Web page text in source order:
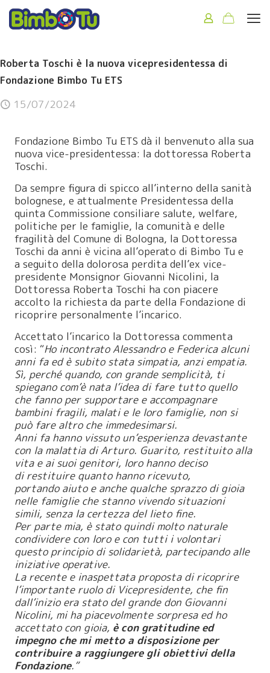
Roberta Toschi è la nuova vicepresidentessa di
Fondazione Bimbo Tu ETS
15/07/2024
Fondazione Bimbo Tu ETS dà il benvenuto alla sua
nuova vice-presidentessa: la dottoressa Roberta
Toschi.
Da sempre figura di spicco all’interno della sanità
bolognese, e attualmente Presidentessa della
quinta Commissione consiliare salute, welfare,
politiche per le famiglie, la comunità e delle
fragilità del Comune di Bologna, la Dottoressa
Toschi da anni è vicina all’operato di Bimbo Tu e
a seguito della dolorosa perdita dell’ex vice-
presidente Monsignor Giovanni Nicolini, la
Dottoressa Roberta Toschi ha con piacere
accolto la richiesta da parte della Fondazione di
ricoprire personalmente l’incarico.
Accettato l’incarico la Dottoressa commenta
così: “Ho incontrato Alessandro e Federica alcuni
anni fa ed è subito stata simpatia, anzi empatia.
Sì, perché quando, con grande semplicità, ti
spiegano com’è nata l’idea di fare tutto quello
che fanno per supportare e accompagnare
bambini fragili, malati e le loro famiglie, non si
può fare altro che immedesimarsi.
Anni fa hanno vissuto un’esperienza devastante
con la malattia di Arturo. Guarito, restituito alla
vita e ai suoi genitori, loro hanno deciso
di restituire quanto hanno ricevuto,
portando aiuto e anche qualche sprazzo di gioia
nelle famiglie che stanno vivendo situazioni
simili, senza la certezza del lieto fine.
Per parte mia, è stato quindi molto naturale
condividere con loro e con tutti i volontari
questo principio di solidarietà, partecipando alle
iniziative operative.
La recente e inaspettata proposta di ricoprire
l’importante ruolo di Vicepresidente, che fin
dall’inizio era stato del grande don Giovanni
Nicolini, mi ha piacevolmente sorpresa ed ho
accettato con gioia, è con gratitudine ed
impegno che mi metto a disposizione per
contribuire a raggiungere gli obiettivi della
Fondazione.”